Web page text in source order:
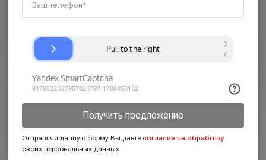
Получить предложение
Отправляя данную форму Вы даетесогласие на обработку
своих персональных данных